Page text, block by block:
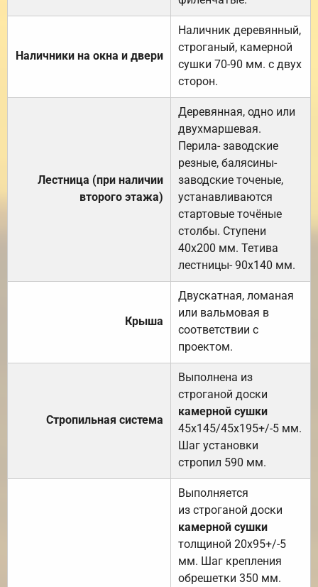
Наличники на окна и двери
Наличник деревянный,
строганый, камерной
сушки 70-90 мм. с двух
сторон.
Лестница (при наличии
второго этажа)
Деревянная, одно или
двухмаршевая.
Перила- заводские
резные, балясины-
заводские точеные,
устанавливаются
стартовые точёные
столбы. Ступени
40х200 мм. Тетива
лестницы- 90х140 мм.
Крыша
Двускатная, ломаная
или вальмовая в
соответствии с
проектом.
Стропильная система
Выполнена из
строганой доски
камерной сушки
45х145/45х195+/-5 мм.
Шаг установки
стропил 590 мм.
Выполняется
из строганой доски
камерной сушки
толщиной 20х95+/-5
мм. Шаг крепления
обрешетки 350 мм.